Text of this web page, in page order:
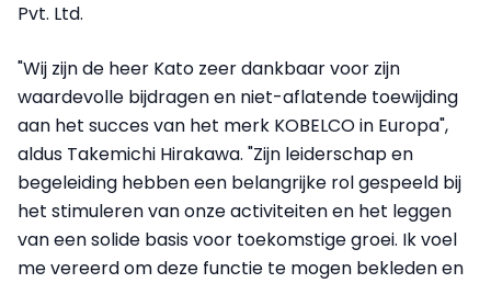
Pvt. Ltd.
"Wij zijn de heer Kato zeer dankbaar voor zijn
waardevolle bijdragen en niet-aflatende toewijding
aan het succes van het merk KOBELCO in Europa",
aldus Takemichi Hirakawa. "Zijn leiderschap en
begeleiding hebben een belangrijke rol gespeeld bij
het stimuleren van onze activiteiten en het leggen
van een solide basis voor toekomstige groei. Ik voel
me vereerd om deze functie te mogen bekleden en